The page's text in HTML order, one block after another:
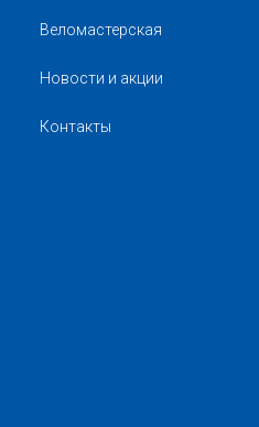
Веломастерская
Новости и акции
Контакты